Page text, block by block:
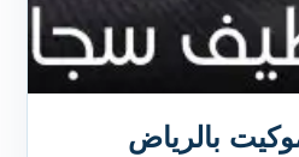
بالرياض